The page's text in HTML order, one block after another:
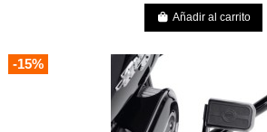
Añadir al carrito
-15%